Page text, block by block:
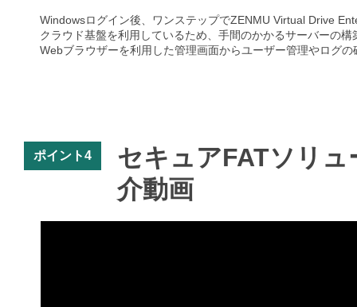
Windowsログイン後、ワンステップでZENMU Virtual Drive
クラウド基盤を利用しているため、手間のかかるサーバーの構
Webブラウザーを利用した管理画面からユーザー管理やログ
ポイント4
セキュアFATソリ
介動画